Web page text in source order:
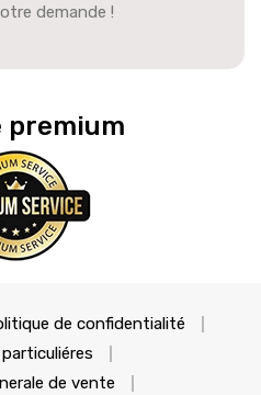
demande !
premium
de confidentialité
de vente